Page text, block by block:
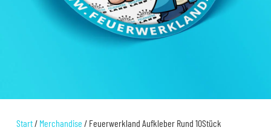
Start/ Merchandise / Feuerwerkland Aufkleber Rund 10Stück